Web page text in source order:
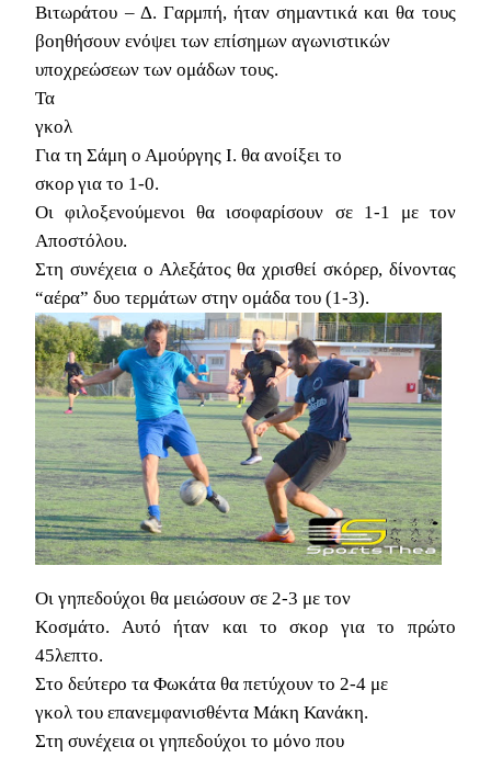
Βιτωράτου – Δ. Γαρμπή, ήταν σημαντικά και θα τους
βοηθήσουν ενόψει των επίσημων αγωνιστικών
υποχρεώσεων των ομάδων τους.
Τα
γκολ
Για τη Σάμη ο Αμούργης Ι. θα ανοίξει το
σκορ για το 1-0.
Οι φιλοξενούμενοι θα ισοφαρίσουν σε 1-1 με τον
Αποστόλου.
Στη συνέχεια ο Αλεξάτος θα χρισθεί σκόρερ, δίνοντας
“αέρα” δυο τερμάτων στην ομάδα του (1-3).
Οι γηπεδούχοι θα μειώσουν σε 2-3 με τον
Κοσμάτο. Αυτό ήταν και το σκορ για το πρώτο
45λεπτο.
Στο δεύτερο τα Φωκάτα θα πετύχουν το 2-4 με
γκολ του επανεμφανισθέντα Μάκη Κανάκη.
Στη συνέχεια οι γηπεδούχοι το μόνο που